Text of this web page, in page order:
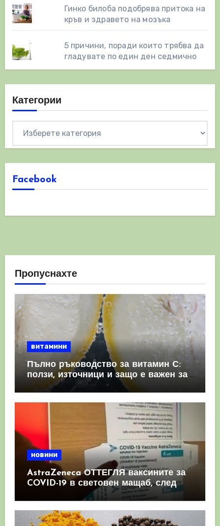
Гинко билоба подобрява притока на
кръв и здравето на мозъка
5 причини, поради които трябва да
гладувате по един ден седмично
Категории
Facebook
Пропуснахте
витамини
Пълно ръководство за витамин С:
ползи, източници и защо е важен за
имунната система
новини
AstraZeneca ОТТЕГЛЯ ваксините за
COVID-19 в световен мащаб, след
като призна, че те причиняват
КРЪВНИ съсиреци